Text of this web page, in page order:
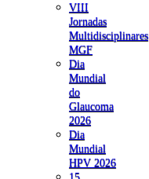
VIII
Jornadas
Multidisciplinares
MGF
Dia
Mundial
do
Glaucoma
2026
Dia
Mundial
HPV 2026